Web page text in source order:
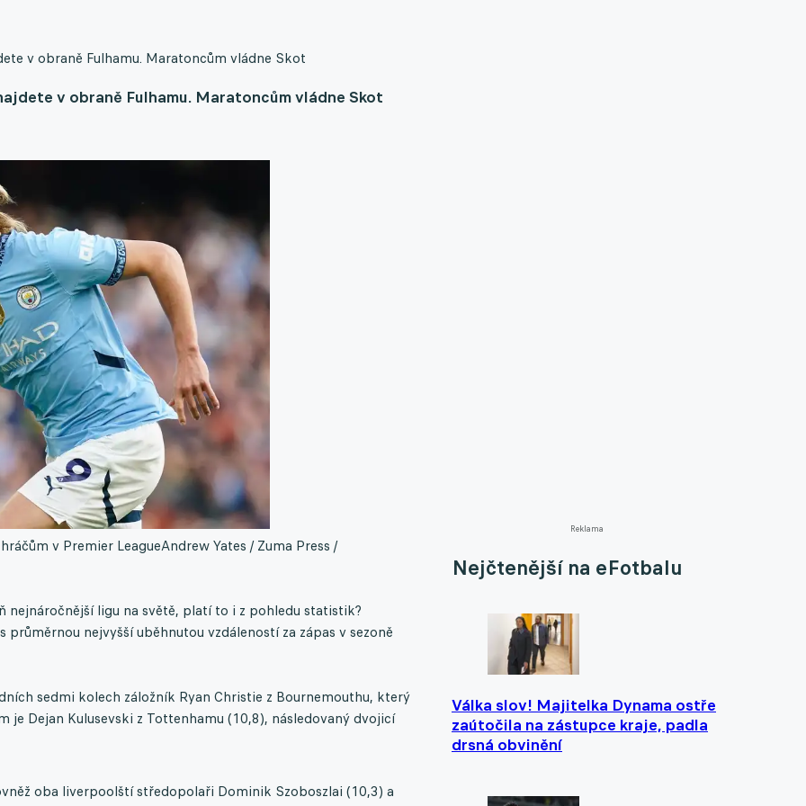
Reklama
Nejčtenější na eFotbalu
Válka slov! Majitelka Dynama ostře
zaútočila na zástupce kraje, padla
drsná obvinění
v obraně Fulhamu. Maratoncům vládne Skot
v obraně Fulhamu. Maratoncům vládne Skot
v Premier LeagueAndrew Yates / Zuma Press /
nejnáročnější ligu na světě, platí to i z pohledu statistik?
nejvyšší uběhnutou vzdáleností za zápas v sezoně
sedmi kolech záložník Ryan Christie z Bournemouthu, který
je Dejan Kulusevski z Tottenhamu (10,8), následovaný dvojicí
oba liverpoolští středopolaři Dominik Szoboszlai (10,3) a